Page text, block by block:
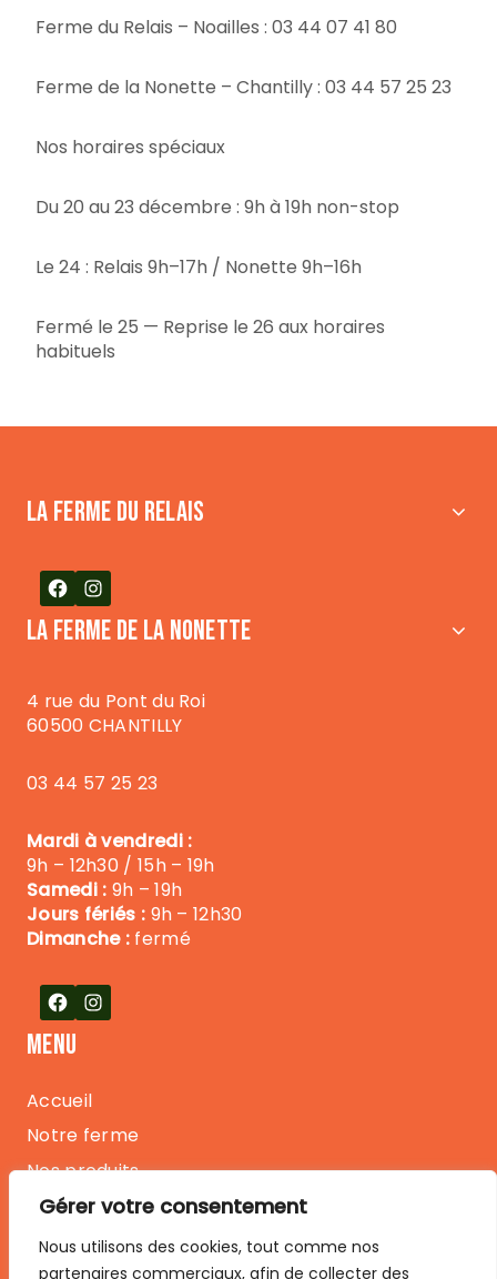
Gérer votre consentement
Nous utilisons des cookies, tout comme nos
partenaires commerciaux, afin de collecter des
Ferme du Relais – Noailles : 03 44 07 41 80
Ferme de la Nonette – Chantilly : 03 44 57 25 23
Nos horaires spéciaux
Du 20 au 23 décembre : 9h à 19h non-stop
Le 24 : Relais 9h–17h / Nonette 9h–16h
Fermé le 25 — Reprise le 26 aux horaires
habituels
LA FERME DU RELAIS
Facebook
Instagram
LA FERME DE LA NONETTE
4 rue du Pont du Roi
60500 CHANTILLY
03 44 57 25 23
Mardi à vendredi :
9h – 12h30 / 15h – 19h
Samedi : 9h – 19h
Jours fériés : 9h – 12h30
Dimanche : fermé
Facebook
Instagram
MENU
Accueil
Notre ferme
Nos produits
Boutiques et Marchés
Blog